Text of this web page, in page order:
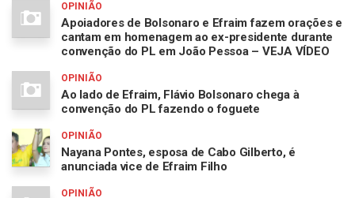
OPINIÃO
Apoiadores de Bolsonaro e Efraim fazem orações e
cantam em homenagem ao ex-presidente durante
convenção do PL em João Pessoa – VEJA VÍDEO
OPINIÃO
Ao lado de Efraim, Flávio Bolsonaro chega à
convenção do PL fazendo o foguete
OPINIÃO
Nayana Pontes, esposa de Cabo Gilberto, é
anunciada vice de Efraim Filho
OPINIÃO